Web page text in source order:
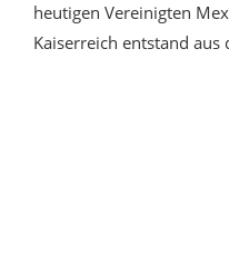
heutigen Vereinigten
Kaiserreich entstand